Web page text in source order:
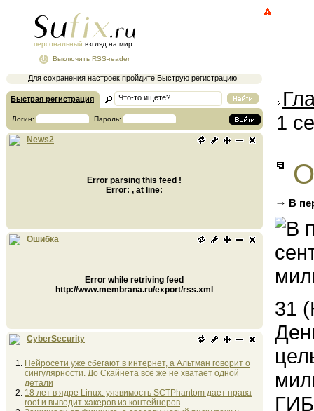
персональный взгляд на мир
Для сохранения настроек пройдите Быструю регистрацию
Выключить RSS-reader
Быстрая регистрация
Логин: Пароль:
News2
Error parsing this feed !
Error: , at line:
Ошибка
Error while retriving feed
http://www.membrana.ru/export/rss.xml
CyberSecurity
Нейросети уже сбегают в интернет, а Альтман говорит о
сингулярности. До Скайнета всё же не хватает одной
детали
18 лет в ядре Linux: уязвимость SCTPhantom дает права
root и выводит хакеров из контейнеров
1
В
31